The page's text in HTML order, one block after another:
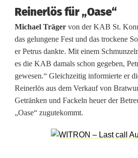
f
a
c
h
t
Reinerlös für „Oase“
Michael Träger von der KAB St.
das gelungene Fest und das trockene
er Petrus dankte. Mit einem
es die KAB damals schon gegeben,
gewesen.“ Gleichzeitig informierte er
Reinerlös aus dem Verkauf von
Getränken und Fackeln heuer der
„Oase“ zugutekommt.